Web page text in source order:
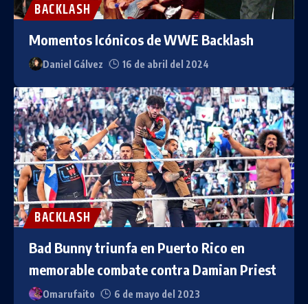
BACKLASH
Momentos Icónicos de WWE Backlash
Daniel Gálvez 16 de abril del 2024
BACKLASH
Bad Bunny triunfa en Puerto Rico en
memorable combate contra Damian Priest
Omarufaito 6 de mayo del 2023